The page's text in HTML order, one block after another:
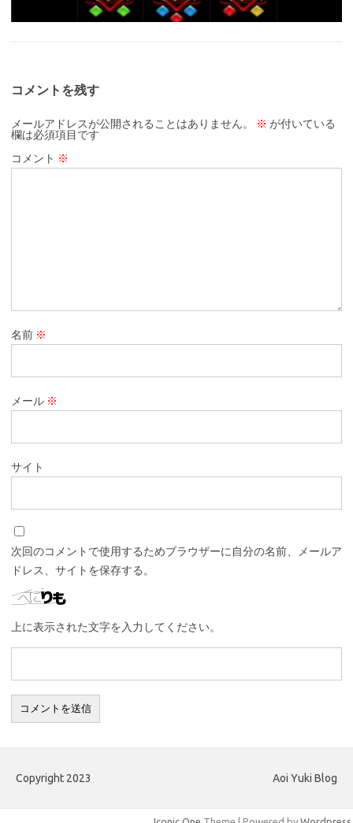
コメントを残す
メールアドレスが公開されることはありません。 ※ が付いている
欄は必須項目です
コメント ※
名前 ※
メール ※
サイト
次回のコメントで使用するためブラウザーに自分の名前、メールア
ドレス、サイトを保存する。
上に表示された文字を入力してください。
Copyright 2023 Aoi Yuki Blog